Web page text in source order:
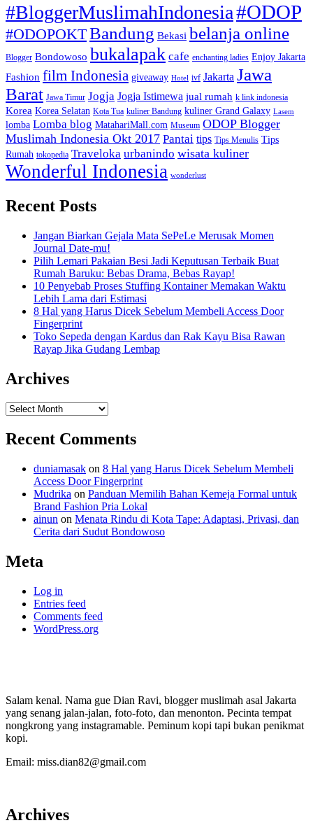
#BloggerMuslimahIndonesia#ODOP
#ODOPOKTBandung Bekasi belanja online
Blogger Bondowoso bukalapak cafe enchanting ladies Enjoy Jakarta
Fashion film Indonesia giveaway Hotel ivf Jakarta Jawa
Barat Jawa Timur Jogja Jogja Istimewa jual rumah k link indonesia
Korea Korea Selatan Kota Tua kuliner Bandung kuliner Grand Galaxy Lasem
lomba Lomba blog MatahariMall.com Museum ODOP Blogger
Muslimah Indonesia Okt 2017 Pantai tips Tips Menulis Tips
Rumah tokopedia Traveloka urbanindo wisata kuliner
Wonderful Indonesia wonderlust
Recent Posts
Jangan Biarkan Gejala Mata SePeLe Merusak Momen
Journal Date-mu!
Pilih Lemari Pakaian Besi Jadi Keputusan Terbaik Buat
Rumah Baruku: Bebas Drama, Bebas Rayap!
10 Penyebab Proses Stuffing Kontainer Memakan Waktu
Lebih Lama dari Estimasi
8 Hal yang Harus Dicek Sebelum Membeli Access Door
Fingerprint
Toko Sepeda dengan Kardus dan Rak Kayu Bisa Rawan
Rayap Jika Gudang Lembap
Archives
Archives
Recent Comments
duniamasak on 8 Hal yang Harus Dicek Sebelum Membeli
Access Door Fingerprint
Mudrika on Panduan Memilih Bahan Kemeja Formal untuk
Brand Fashion Pria Lokal
ainun on Menata Rindu di Kota Tape: Adaptasi, Privasi, dan
Cerita dari Sudut Bondowoso
Meta
Log in
Entries feed
Comments feed
WordPress.org
Salam kenal. Nama gue Dian Ravi, blogger muslimah asal Jakarta
yang senang jalan-jalan, foto-foto, dan menonton. Pecinta tempat
nongkrong yang instagramable. Peminum kopi tapi bukan penikmat
kopi.
Email: miss.dian82@gmail.com
Archives